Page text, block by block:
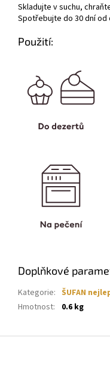
Skladujte v suchu,
Spotřebujte do 30 dní od
Použití:
Doplňkové
Kategorie: ŠUFAN
Hmotnost: 0.6 kg